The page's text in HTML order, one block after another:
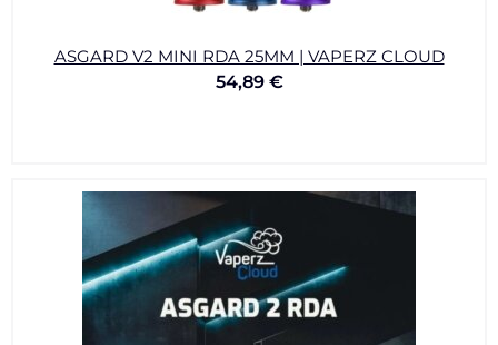
ASGARD V2 MINI RDA 25MM | VAPERZ CLOUD
54,89 €